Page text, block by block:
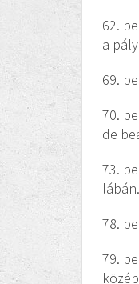
62.
a
69.
70.
de
73.
78.
79.